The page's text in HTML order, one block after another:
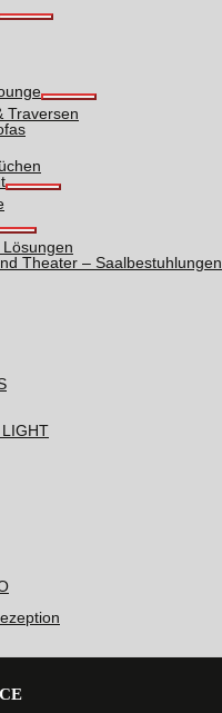
Traversen
Theater – Saalbestuhlungen